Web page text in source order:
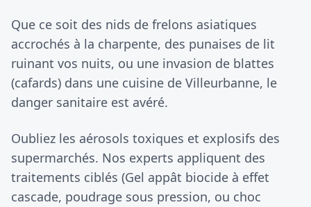
Que ce soit des nids de frelons asiatiques
accrochés à la charpente, des punaises de lit
ruinant vos nuits, ou une invasion de blattes
(cafards) dans une cuisine de Villeurbanne, le
danger sanitaire est avéré.
Oubliez les aérosols toxiques et explosifs des
supermarchés. Nos experts appliquent des
traitements ciblés (Gel appât biocide à effet
cascade, poudrage sous pression, ou choc